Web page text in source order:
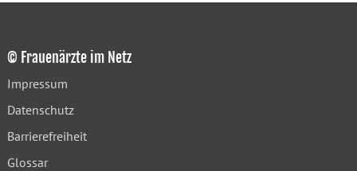
© Frauenärzte im Netz
Impressum
Datenschutz
Barrierefreiheit
Glossar